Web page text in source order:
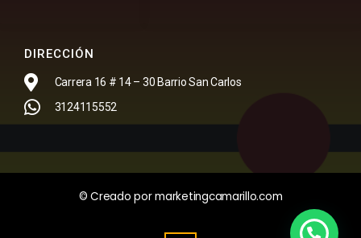
DIRECCIÓN
Carrera 16 # 14 – 30 Barrio San Carlos
3124115552
© Creado por marketingcamarillo.com